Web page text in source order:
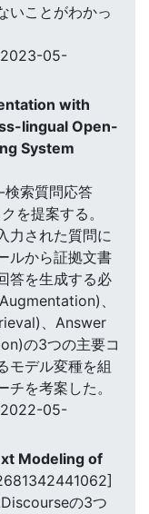
いことがわかっ
05-
with
lingual Open-
System
検索質問応答
を提案する。
力された質問に
ルから証拠文書
答を生成する必
、
、Answer
の3つの主要コ
モデル変種を組
を考案した。
05-
Modeling of
の3つ